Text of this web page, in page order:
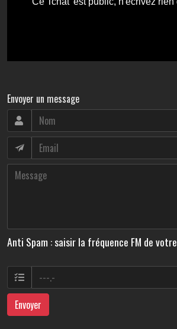
Envoyer un message
Anti Spam : saisir la fréquence FM de
Envoyer